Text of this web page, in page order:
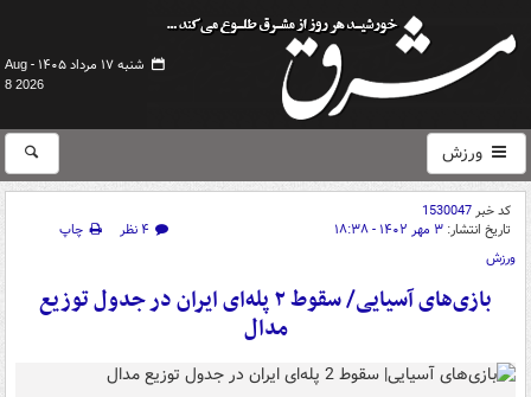
شنبه ۱۷ مرداد ۱۴۰۵ -
Aug
8 2026
ورزش
کد خبر1530047
تاریخ انتشار: ۳ مهر ۱۴۰۲ - ۱۸:۳۸ ۴ نظر
چاپ
ورزش
بازی‌های آسیایی/ سقوط ۲ پله‌ای ایران در جدول توزیع
مدال